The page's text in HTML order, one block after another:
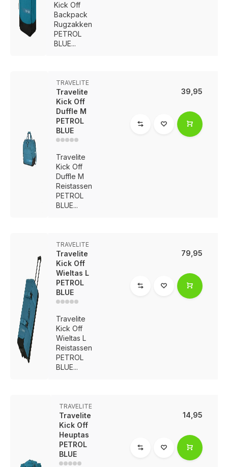
Voor 17:00 besteld, is vandaag verzonden (ma-vr)
Kick Off
Backpack
Rugzakken
PETROL
BLUE...
TRAVELITE
Travelite
Kick Off
Duffle M
PETROL
BLUE
Travelite
Kick Off
Duffle M
Reistassen
PETROL
BLUE...
39,95
TRAVELITE
Travelite
Kick Off
Wieltas L
PETROL
BLUE
Travelite
Kick Off
Wieltas L
Reistassen
PETROL
BLUE...
79,95
TRAVELITE
Travelite
Kick Off
Heuptas
PETROL
BLUE
14,95